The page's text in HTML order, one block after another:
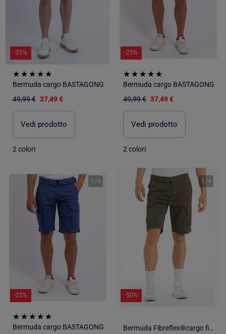
-25%
Bermuda cargo BASTAGONG
49,99 € 37,49 €
Vedi prodotto
2 colori
-25%
Bermuda cargo BASTAGONG
49,99 € 37,49 €
Vedi prodotto
2 colori
1 /4
-25%
Bermuda cargo BASTAGONG
1 /4
-50%
Bermuda Fibreflex®cargo fit FRANKY